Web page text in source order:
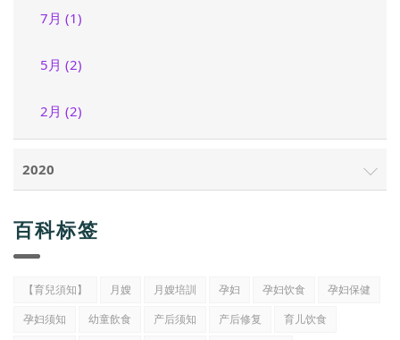
7月 (1)
5月 (2)
2月 (2)
2020
百科标签
【育兒須知】 月嫂 月嫂培訓 孕妇 孕妇饮食
孕妇保健
孕妇须知
幼童飲食 产后须知 产后修复
育儿饮食